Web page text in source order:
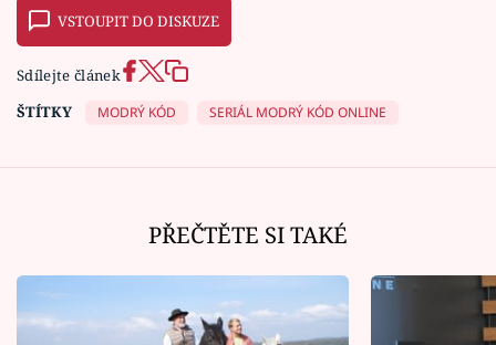
VSTOUPIT DO DISKUZE
Sdílejte článek
ŠTÍTKY
MODRÝ KÓD SERIÁL MODRÝ KÓD ONLINE
PŘEČTĚTE SI TAKÉ